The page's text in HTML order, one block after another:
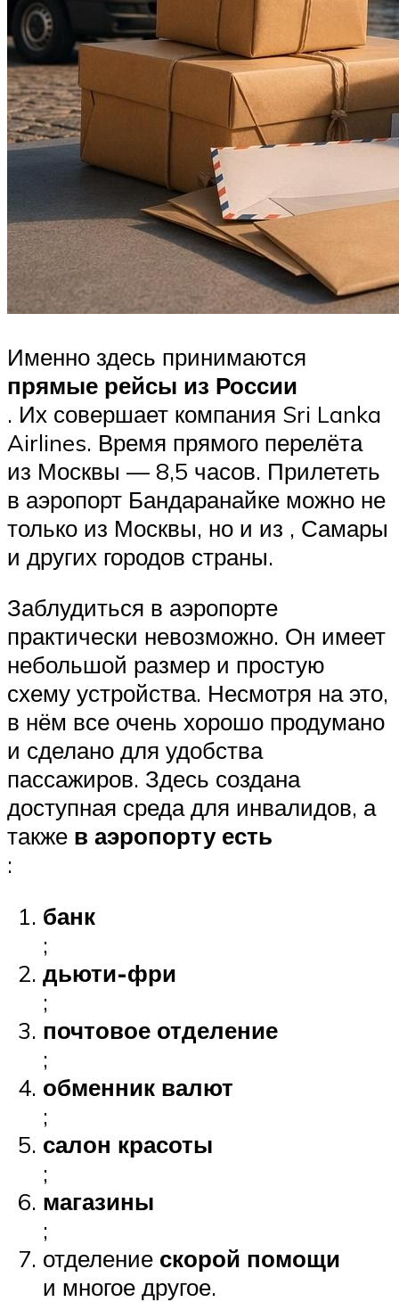
Именно здесь принимаются
прямые рейсы из России
. Их совершает компания Sri Lanka
Airlines. Время прямого перелёта
из Москвы — 8,5 часов. Прилететь
в аэропорт Бандаранайке можно не
только из Москвы, но и из , Самары
и других городов страны.
Заблудиться в аэропорте
практически невозможно. Он имеет
небольшой размер и простую
схему устройства. Несмотря на это,
в нём все очень хорошо продумано
и сделано для удобства
пассажиров. Здесь создана
доступная среда для инвалидов, а
также в аэропорту есть
:
банк
;
дьюти-фри
;
почтовое отделение
;
обменник валют
;
салон красоты
;
магазины
;
отделение скорой помощи
и многое другое.